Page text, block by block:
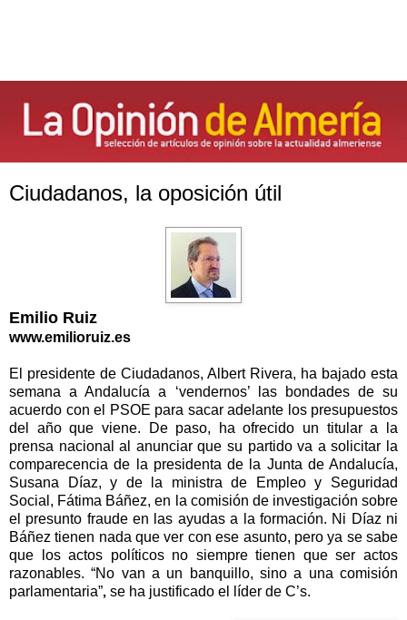
Ciudadanos, la oposición útil
Emilio Ruiz
www.emilioruiz.es
El presidente de Ciudadanos, Albert Rivera, ha bajado esta
semana a Andalucía a ‘vendernos’ las bondades de su
acuerdo con el PSOE para sacar adelante los presupuestos
del año que viene. De paso, ha ofrecido un titular a la
prensa nacional al anunciar que su partido va a solicitar la
comparecencia de la presidenta de la Junta de Andalucía,
Susana Díaz, y de la ministra de Empleo y Seguridad
Social, Fátima Báñez, en la comisión de investigación sobre
el presunto fraude en las ayudas a la formación. Ni Díaz ni
Báñez tienen nada que ver con ese asunto, pero ya se sabe
que los actos políticos no siempre tienen que ser actos
razonables. “No van a un banquillo, sino a una comisión
parlamentaria”, se ha justificado el líder de C’s.